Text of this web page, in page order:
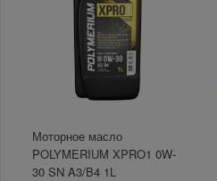
Моторное масло
POLYMERIUM XPRO1 0W-
30 SN A3/B4 1L